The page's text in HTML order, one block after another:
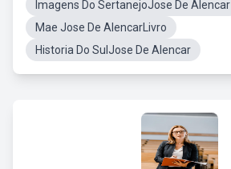
Imagens Do SertanejoJose De Alencar
Mae Jose De AlencarLivro
Historia Do SulJose De Alencar